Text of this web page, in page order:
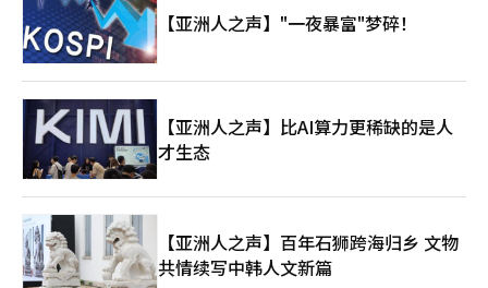
【亚洲人之声】"一夜暴富"梦碎！
【亚洲人之声】比AI算力更稀缺的是人
才生态
【亚洲人之声】百年石狮跨海归乡 文物
共情续写中韩人文新篇